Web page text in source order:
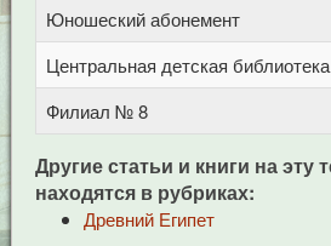
Юношеский абонемент
Центральная детская библиотека
Филиал № 8
Другие статьи и книги на эту
находятся в рубриках:
Древний Египет